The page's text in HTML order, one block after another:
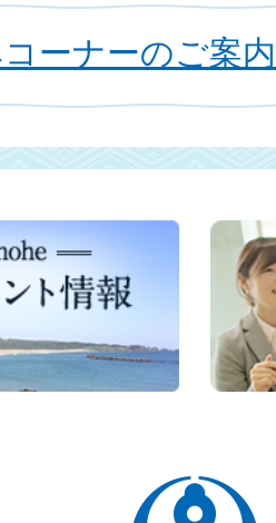
ーナーのご案内
八